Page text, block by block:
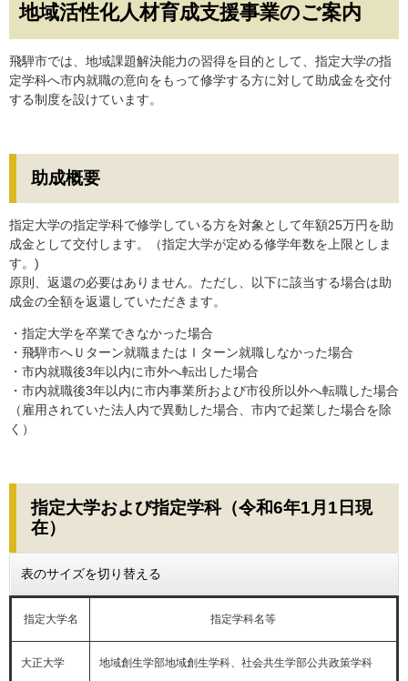
地域活性化人材育成支援事業のご案内
飛騨市では、地域課題解決能力の習得を目的として、指定大学の指
定学科へ市内就職の意向をもって修学する方に対して助成金を交付
する制度を設けています。
助成概要
指定大学の指定学科で修学している方を対象として年額25万円を助
成金として交付します。（指定大学が定める修学年数を上限としま
す。)
原則、返還の必要はありません。ただし、以下に該当する場合は助
成金の全額を返還していただきます。
・指定大学を卒業できなかった場合
・飛騨市へＵターン就職またはＩターン就職しなかった場合
・市内就職後3年以内に市外へ転出した場合
・市内就職後3年以内に市内事業所および市役所以外へ転職した場合
（雇用されていた法人内で異動した場合、市内で起業した場合を除
く）
指定大学および指定学科（令和6年1月1日現
在）
表のサイズを切り替える
指定大学名 指定学科名等
大正大学 地域創生学部地域創生学科、社会共生学部公共政策学科